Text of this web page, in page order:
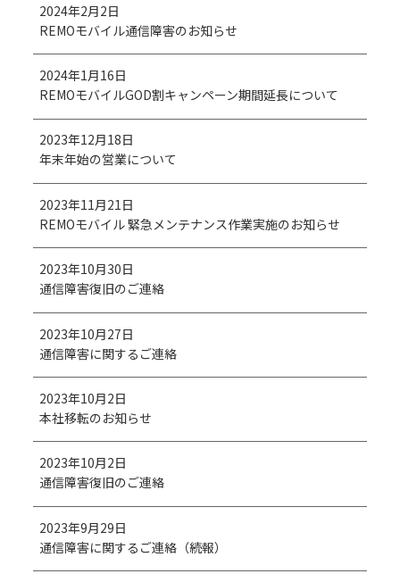
2024年2月2日
REMOモバイル通信障害のお知らせ
2024年1月16日
REMOモバイルGOD割キャンペーン期間延長について
2023年12月18日
年末年始の営業について
2023年11月21日
REMOモバイル 緊急メンテナンス作業実施のお知らせ
2023年10月30日
通信障害復旧のご連絡
2023年10月27日
通信障害に関するご連絡
2023年10月2日
本社移転のお知らせ
2023年10月2日
通信障害復旧のご連絡
2023年9月29日
通信障害に関するご連絡（続報）